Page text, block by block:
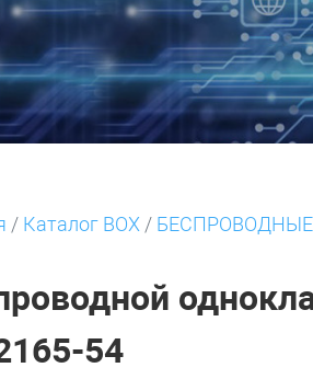
/ Каталог BOX /
54